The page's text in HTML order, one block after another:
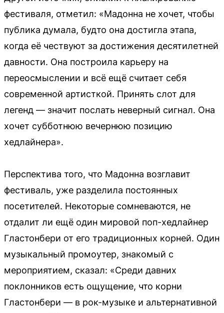
фестиваля, отметил: «Мадонна не хочет, чтобы
публика думала, будто она достигла этапа,
когда её чествуют за достижения десятилетней
давности. Она построила карьеру на
переосмыслении и всё ещё считает себя
современной артисткой. Принять слот для
легенд — значит послать неверный сигнал. Она
хочет субботнюю вечернюю позицию
хедлайнера».
Перспектива того, что Мадонна возглавит
фестиваль, уже разделила постоянных
посетителей. Некоторые сомневаются, не
отдалит ли ещё один мировой поп-хедлайнер
Гластонбери от его традиционных корней. Один
музыкальный промоутер, знакомый с
мероприятием, сказал: «Среди давних
поклонников есть ощущение, что корни
Гластонбери — в рок-музыке и альтернативной